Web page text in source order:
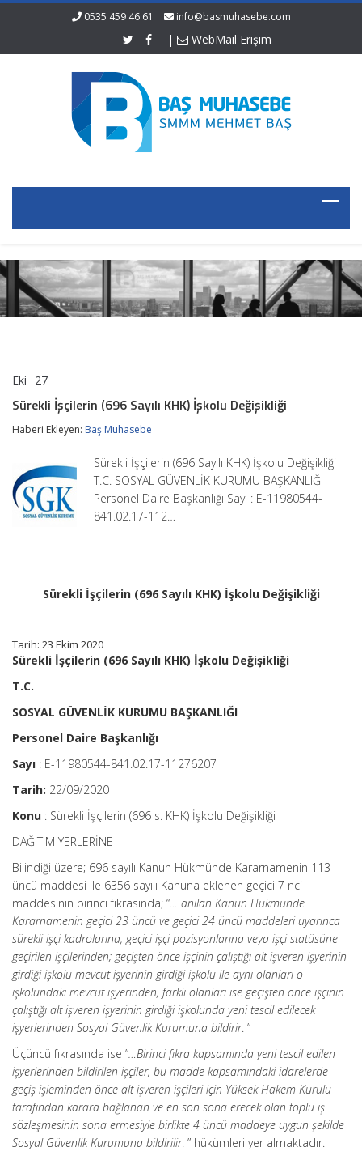
0535 459 46 61 info@basmuhasebe.com
| WebMail Erişim
Eki 27
(696
KHK)
Değişikliği
için
Sürekli İşçilerin (696 Sayılı KHK) İşkolu Değişikliği
Haberi Ekleyen: Baş Muhasebe
Sürekli İşçilerin (696 Sayılı KHK) İşkolu Değişikliği
T.C. SOSYAL GÜVENLİK KURUMU BAŞKANLIĞI
Personel Daire Başkanlığı Sayı : E-11980544-
841.02.17-112…
Sürekli İşçilerin (696 Sayılı KHK) İşkolu Değişikliği
Tarih: 23 Ekim 2020
Sürekli İşçilerin (696 Sayılı KHK) İşkolu Değişikliği
T.C.
SOSYAL GÜVENLİK KURUMU BAŞKANLIĞI
Personel Daire Başkanlığı
Sayı : E-11980544-841.02.17-11276207
Tarih: 22/09/2020
Konu : Sürekli İşçilerin (696 s. KHK) İşkolu Değişikliği
DAĞITIM YERLERİNE
Bilindiği üzere; 696 sayılı Kanun Hükmünde Kararnamenin 113
üncü maddesi ile 6356 sayılı Kanuna eklenen geçici 7 nci
maddesinin birinci fıkrasında; “… anılan Kanun Hükmünde
Kararnamenin geçici 23 üncü ve geçici 24 üncü maddeleri uyarınca
sürekli işçi kadrolarına, geçici işçi pozisyonlarına veya işçi statüsüne
geçirilen işçilerinden; geçişten önce işçinin çalıştığı alt işveren işyerinin
girdiği işkolu mevcut işyerinin girdiği işkolu ile aynı olanları o
işkolundaki mevcut işyerinden, farklı olanları ise geçişten önce işçinin
çalıştığı alt işveren işyerinin girdiği işkolunda yeni tescil edilecek
işyerlerinden Sosyal Güvenlik Kurumuna bildirir. ”
Üçüncü fıkrasında ise ”…Birinci fıkra kapsamında yeni tescil edilen
işyerlerinden bildirilen işçiler, bu madde kapsamındaki idarelerde
geçiş işleminden önce alt işveren işçileri için Yüksek Hakem Kurulu
tarafından karara bağlanan ve en son sona erecek olan toplu iş
sözleşmesinin sona ermesiyle birlikte 4 üncü maddeye uygun şekilde
Sosyal Güvenlik Kurumuna bildirilir. ” hükümleri yer almaktadır.